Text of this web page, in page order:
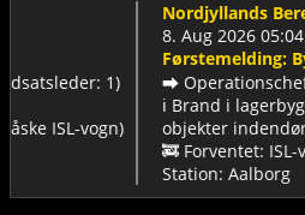
1)
ISL-vogn)
Nordjyllands
8. Aug 2026 05:04
Førstemelding:
➡️ Operationschef:
ℹ️ Brand i
objekter indendørs.
🚒 Forventet: ISL-
Station: Aalborg